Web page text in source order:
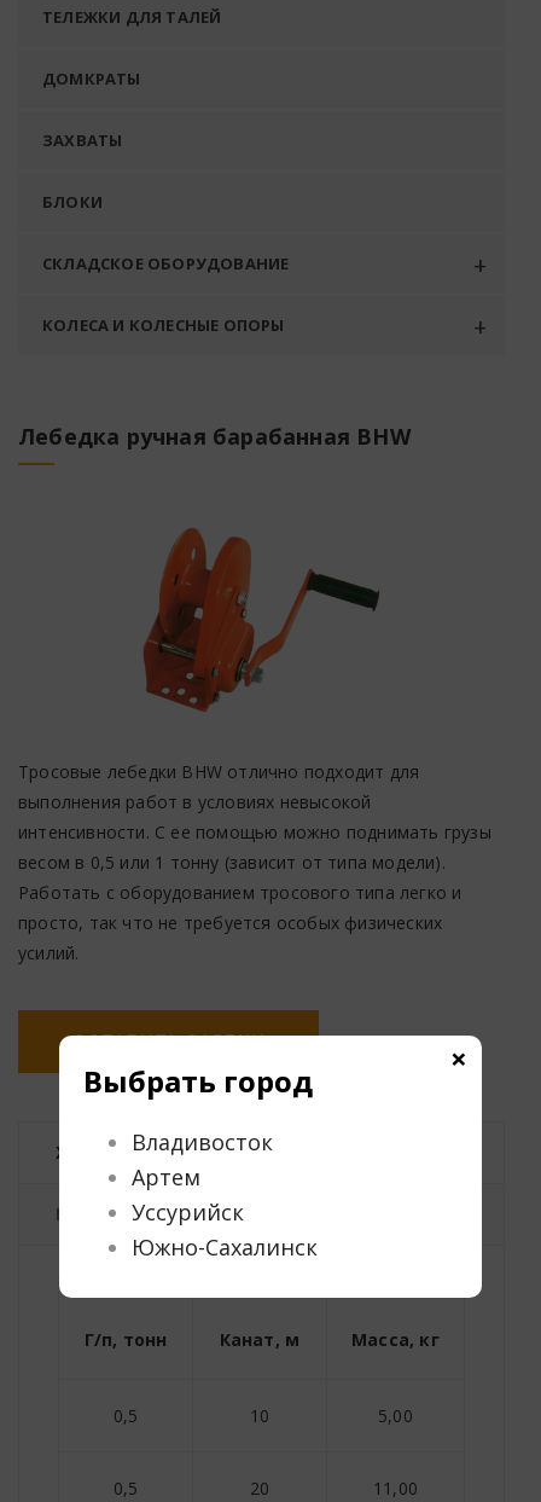
ТЕЛЕЖКИ ДЛЯ ТАЛЕЙ
ДОМКРАТЫ
ЗАХВАТЫ
БЛОКИ
СКЛАДСКОЕ ОБОРУДОВАНИЕ
КОЛЕСА И КОЛЕСНЫЕ ОПОРЫ
Лебедка ручная барабанная BHW
Тросовые лебедки BHW отлично подходит для
выполнения работ в условиях невысокой
интенсивности. С ее помощью можно поднимать грузы
весом в 0,5 или 1 тонну (зависит от типа модели).
Работать с оборудованием тросового типа легко и
просто, так что не требуется особых физических
усилий.
ОСТАВИТЬ ЗАЯВКУ
Характеристики
Прайс-лист
Г/п, тонн Канат, м Масса, кг
0,5 10 5,00
0,5 20 11,00
Выбрать город
Владивосток
Артем
Уссурийск
Южно-Сахалинск
×